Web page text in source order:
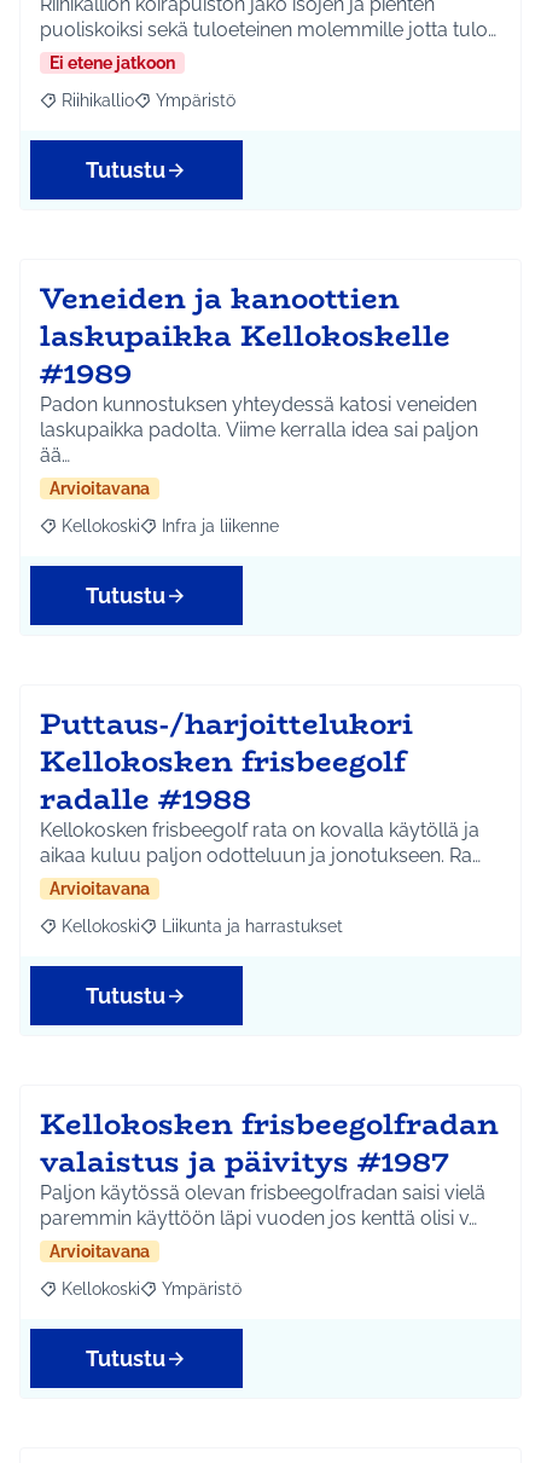
puoliskoiksi sekä tuloeteinen molemmille jotta tulo…
Ei etene jatkoon
Rajaa tulokset aihepiirin mukaan: Riihikallio
Riihikallio Rajaa tulokset teeman mukaan: Ympäristö
Ympäristö
Tutustu
Veneiden ja kanoottien
laskupaikka Kellokoskelle
#1989
Padon kunnostuksen yhteydessä katosi veneiden
laskupaikka padolta. Viime kerralla idea sai paljon
ää…
Arvioitavana
Rajaa tulokset aihepiirin mukaan: Kellokoski
Kellokoski Rajaa tulokset teeman mukaan: Infra ja liikenne
Infra ja liikenne
Tutustu
Puttaus-/harjoittelukori
Kellokosken frisbeegolf
radalle #1988
Kellokosken frisbeegolf rata on kovalla käytöllä ja
aikaa kuluu paljon odotteluun ja jonotukseen. Ra…
Arvioitavana
Rajaa tulokset aihepiirin mukaan: Kellokoski
Kellokoski Rajaa tulokset teeman mukaan: Liikunta ja
Liikunta ja harrastukset
Tutustu
Kellokosken frisbeegolfradan
valaistus ja päivitys #1987
Paljon käytössä olevan frisbeegolfradan saisi vielä
paremmin käyttöön läpi vuoden jos kenttä olisi v…
Arvioitavana
Rajaa tulokset aihepiirin mukaan: Kellokoski
Kellokoski Rajaa tulokset teeman mukaan: Ympäristö
Ympäristö
Tutustu